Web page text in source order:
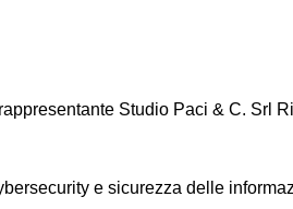
Studio Paci & C. Srl
e sicurezza delle